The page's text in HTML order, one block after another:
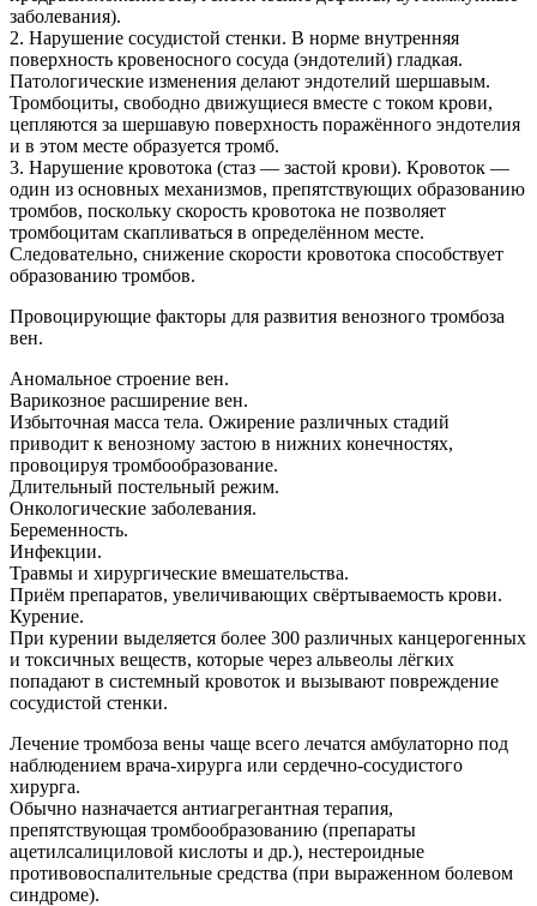
заболевания).
2. Нарушение сосудистой стенки. В норме внутренняя
поверхность кровеносного сосуда (эндотелий) гладкая.
Патологические изменения делают эндотелий шершавым.
Тромбоциты, свободно движущиеся вместе с током крови,
цепляются за шершавую поверхность поражённого эндотелия
и в этом месте образуется тромб.
3. Нарушение кровотока (стаз — застой крови). Кровоток —
один из основных механизмов, препятствующих образованию
тромбов, поскольку скорость кровотока не позволяет
тромбоцитам скапливаться в определённом месте.
Следовательно, снижение скорости кровотока способствует
образованию тромбов.
Провоцирующие факторы для развития венозного тромбоза
вен.
Аномальное строение вен.
Варикозное расширение вен.
Избыточная масса тела. Ожирение различных стадий
приводит к венозному застою в нижних конечностях,
провоцируя тромбообразование.
Длительный постельный режим.
Онкологические заболевания.
Беременность.
Инфекции.
Травмы и хирургические вмешательства.
Приём препаратов, увеличивающих свёртываемость крови.
Курение.
При курении выделяется более 300 различных канцерогенных
и токсичных веществ, которые через альвеолы лёгких
попадают в системный кровоток и вызывают повреждение
сосудистой стенки.
Лечение тромбоза вены чаще всего лечатся амбулаторно под
наблюдением врача-хирурга или сердечно-сосудистого
хирурга.
Обычно назначается антиагрегантная терапия,
препятствующая тромбообразованию (препараты
ацетилсалициловой кислоты и др.), нестероидные
противовоспалительные средства (при выраженном болевом
синдроме).